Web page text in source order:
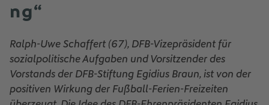
ng“
Ralph-Uwe Schaffert (67), DFB-Vizepräsident für
sozialpolitische Aufgaben und Vorsitzender des
Vorstands der DFB-Stiftung Egidius Braun, ist von der
positiven Wirkung der Fußball-Ferien-Freizeiten